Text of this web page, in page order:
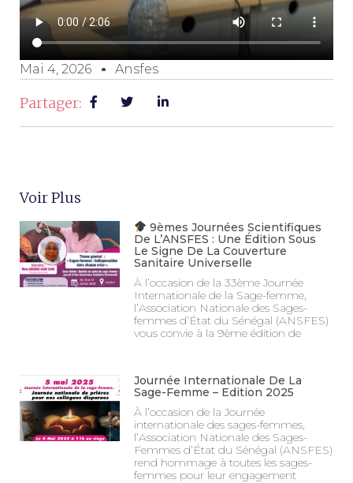
Mai 4, 2026 Ansfes
Partager:
Voir Plus
9èmes Journées Scientifiques
De L’ANSFES : Une Édition Sous
Le Signe De La Couverture
Sanitaire Universelle
À l’occasion de la 33ème Journée
Internationale de la Sage-femme,
l’Association Nationale des Sages-
femmes d’État du Sénégal (ANSFES)
vous convie à la 9ème édition de
Journée Internationale De La
Sage-Femme – Edition 2025
À l’occasion de la Journée
internationale des sages-femmes,
l’Association Nationale des Sages-
Femmes d’État du Sénégal (ANSFES)
rend hommage à toutes les sages-
femmes pour leur engagement